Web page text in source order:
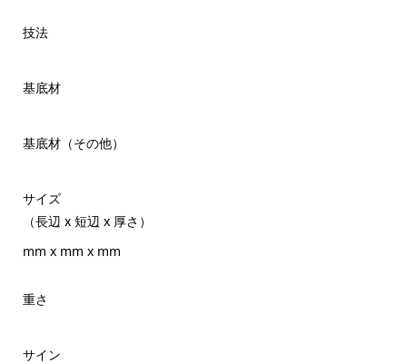
技法
基底材
基底材（その他）
サイズ
（長辺 x 短辺 x 厚さ）
mm x mm x mm
重さ
サイン